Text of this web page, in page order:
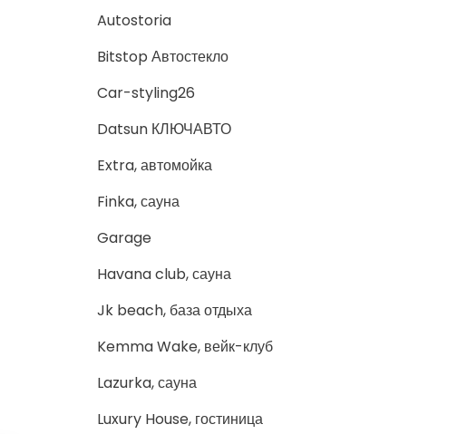
Autostoria
Bitstop Автостекло
Car-styling26
Datsun КЛЮЧАВТО
Extra, автомойка
Finka, сауна
Garage
Havana club, сауна
Jk beach, база отдыха
Kemma Wake, вейк-клуб
Lazurka, сауна
Luxury House, гостиница